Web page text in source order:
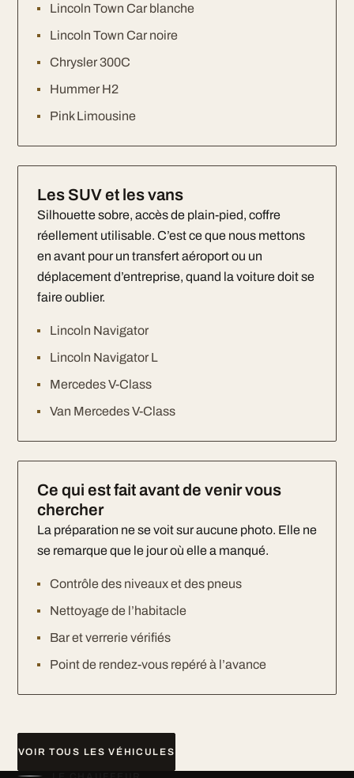
Lincoln Town Car blanche
Lincoln Town Car noire
Chrysler 300C
Hummer H2
Pink Limousine
Les SUV et les vans
Silhouette sobre, accès de plain-pied, coffre
réellement utilisable. C’est ce que nous mettons
en avant pour un transfert aéroport ou un
déplacement d’entreprise, quand la voiture doit se
faire oublier.
Lincoln Navigator
Lincoln Navigator L
Mercedes V-Class
Van Mercedes V-Class
Ce qui est fait avant de venir vous
chercher
La préparation ne se voit sur aucune photo. Elle ne
se remarque que le jour où elle a manqué.
Contrôle des niveaux et des pneus
Nettoyage de l’habitacle
Bar et verrerie vérifiés
Point de rendez-vous repéré à l’avance
VOIR TOUS LES VÉHICULES